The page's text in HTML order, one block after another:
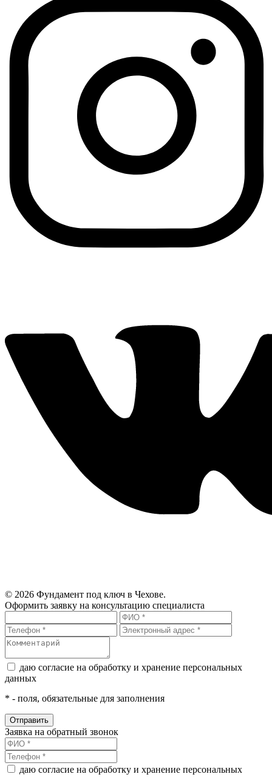
© 2026 Фундамент под ключ в Чехове.
Оформить заявку на консультацию специалиста
даю согласие на обработку и хранение персональных
данных
* - поля, обязательные для заполнения
Заявка на обратный звонок
даю согласие на обработку и хранение персональных